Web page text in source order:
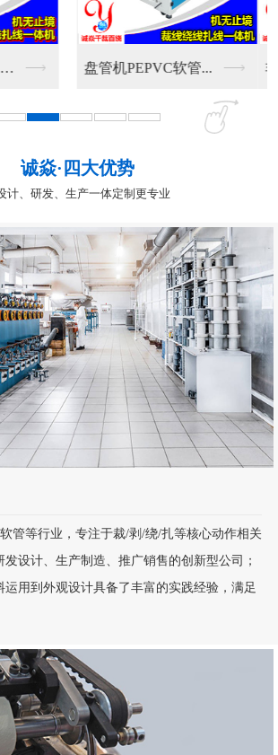
非标订制光栅安全防护... 盘管机PEPVC软管...
诚焱·四大优势
计、研发、生产一体定制更专业
管等行业，专注于裁/剥/绕/扎等核心动作相关
设计、生产制造、推广销售的创新型公司；
运用到外观设计具备了丰富的实践经验，满足